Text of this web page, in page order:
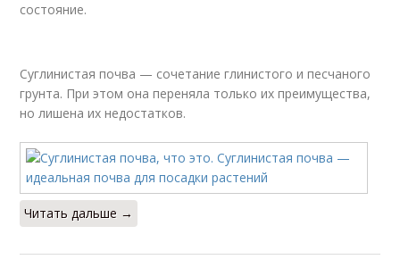
состояние.
Суглинистая почва — сочетание глинистого и песчаного
грунта. При этом она переняла только их преимущества,
но лишена их недостатков.
Читать дальше →